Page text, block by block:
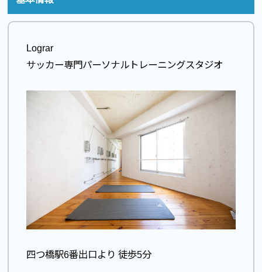
Lograr
サッカー専門パーソナルトレーニングスタジオ
四つ橋駅6番出口より 徒歩5分